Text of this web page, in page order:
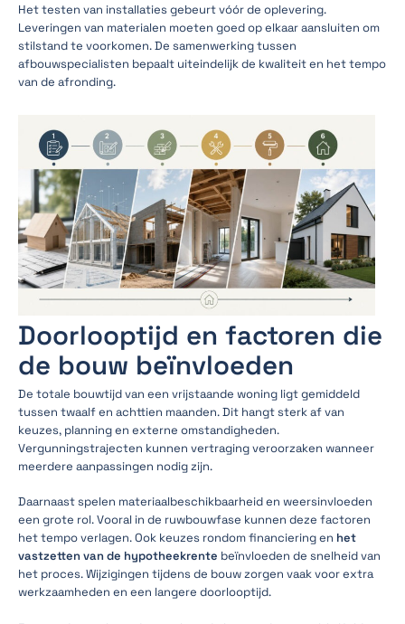
Het testen van installaties gebeurt vóór de oplevering.
Leveringen van materialen moeten goed op elkaar aansluiten om
stilstand te voorkomen. De samenwerking tussen
afbouwspecialisten bepaalt uiteindelijk de kwaliteit en het tempo
van de afronding.
Doorlooptijd en factoren die
de bouw beïnvloeden
De totale bouwtijd van een vrijstaande woning ligt gemiddeld
tussen twaalf en achttien maanden. Dit hangt sterk af van
keuzes, planning en externe omstandigheden.
Vergunningstrajecten kunnen vertraging veroorzaken wanneer
meerdere aanpassingen nodig zijn.
Daarnaast spelen materiaalbeschikbaarheid en weersinvloeden
een grote rol. Vooral in de ruwbouwfase kunnen deze factoren
het tempo verlagen. Ook keuzes rondom financiering en het
vastzetten van de hypotheekrente beïnvloeden de snelheid van
het proces. Wijzigingen tijdens de bouw zorgen vaak voor extra
werkzaamheden en een langere doorlooptijd.